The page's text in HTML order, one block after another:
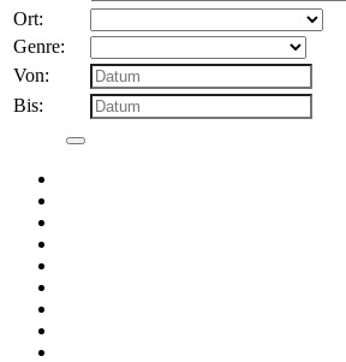
Ort:
Genre:
Von:
Bis: